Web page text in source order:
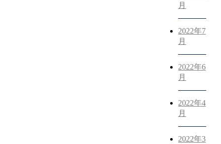
月
2022年7
月
2022年6
月
2022年4
月
2022年3